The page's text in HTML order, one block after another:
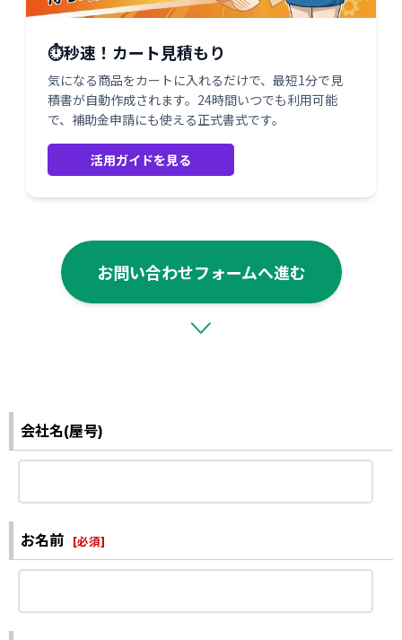
⏱️秒速！カート見積もり
気になる商品をカートに入れるだけで、最短1分で見
積書が自動作成されます。24時間いつでも利用可能
で、補助金申請にも使える正式書式です。
活用ガイドを見る
お問い合わせフォームへ進む
会社名(屋号)
お名前 [必須]